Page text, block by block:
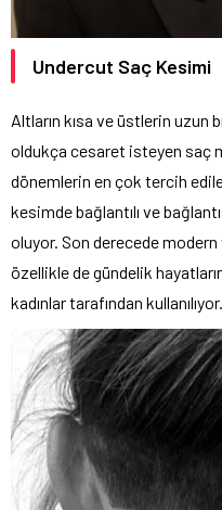
Undercut Saç Kesimi
Altların kısa ve üstlerin uzun
oldukça cesaret isteyen saç
dönemlerin en çok tercih
kesimde bağlantılı ve
oluyor. Son derecede modern
özellikle de gündelik
kadınlar tarafından kullanılıyor.